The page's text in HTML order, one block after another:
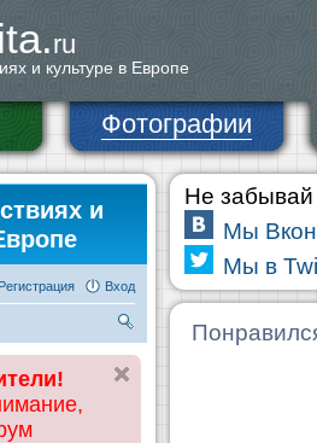
ru
и культуре в Европе
Фотографии
и
Вход
Регистрация
ск
Не забывай
Мы
Мы в